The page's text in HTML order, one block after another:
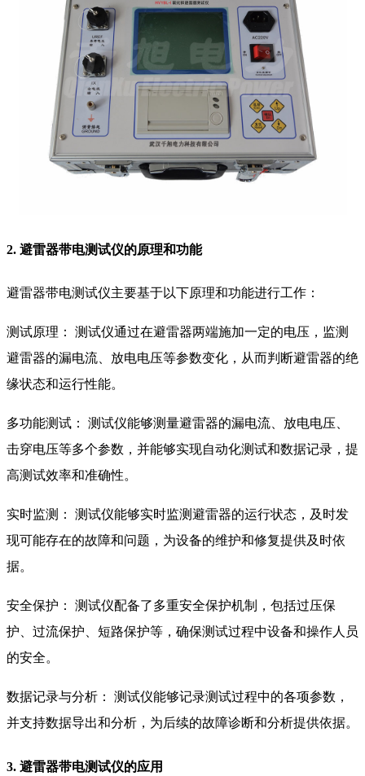
2. 避雷器带电测试仪的原理和功能
避雷器带电测试仪主要基于以下原理和功能进行工作：
测试原理： 测试仪通过在避雷器两端施加一定的电压，监测
避雷器的漏电流、放电电压等参数变化，从而判断避雷器的绝
缘状态和运行性能。
多功能测试： 测试仪能够测量避雷器的漏电流、放电电压、
击穿电压等多个参数，并能够实现自动化测试和数据记录，提
高测试效率和准确性。
实时监测： 测试仪能够实时监测避雷器的运行状态，及时发
现可能存在的故障和问题，为设备的维护和修复提供及时依
据。
安全保护： 测试仪配备了多重安全保护机制，包括过压保
护、过流保护、短路保护等，确保测试过程中设备和操作人员
的安全。
数据记录与分析： 测试仪能够记录测试过程中的各项参数，
并支持数据导出和分析，为后续的故障诊断和分析提供依据。
3. 避雷器带电测试仪的应用